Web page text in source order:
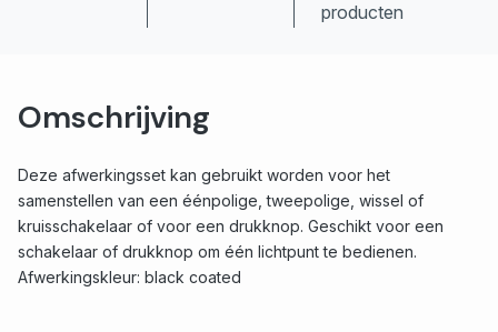
producten
Omschrijving
Deze afwerkingsset kan gebruikt worden voor het
samenstellen van een éénpolige, tweepolige, wissel of
kruisschakelaar of voor een drukknop. Geschikt voor een
schakelaar of drukknop om één lichtpunt te bedienen.
Afwerkingskleur: black coated